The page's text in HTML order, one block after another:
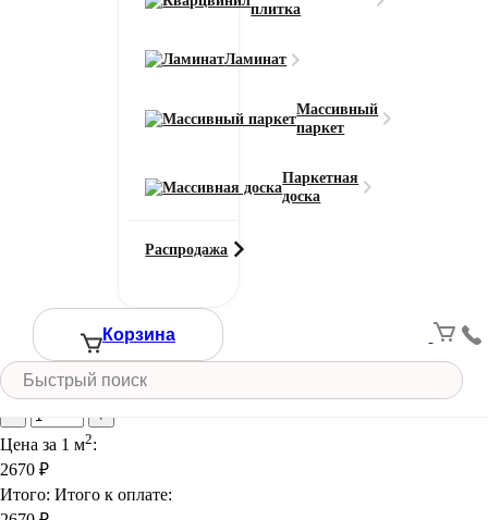
плитка
Ламинат
Массивный
паркет
Паркетная
доска
Распродажа
Корзина
Смотреть все характеристики
Длина (м)
Кол-во в м2 Или укажите нужное количество в м2
+
Цена за 1 м2:
2670 ₽
Итого: Итого к оплате: